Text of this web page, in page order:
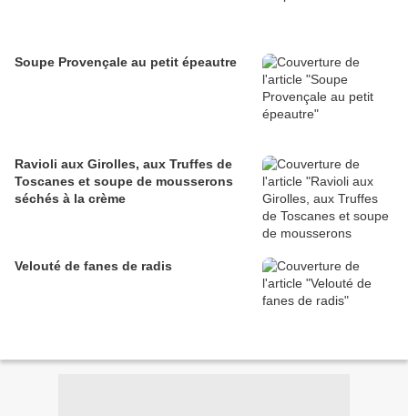
Soupe Provençale au petit épeautre
Ravioli aux Girolles, aux Truffes de
Toscanes et soupe de mousserons
séchés à la crème
Velouté de fanes de radis